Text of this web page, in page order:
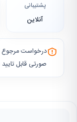
پشتیبانی
آنلاین
درخواست مرجوع
صورتی قابل